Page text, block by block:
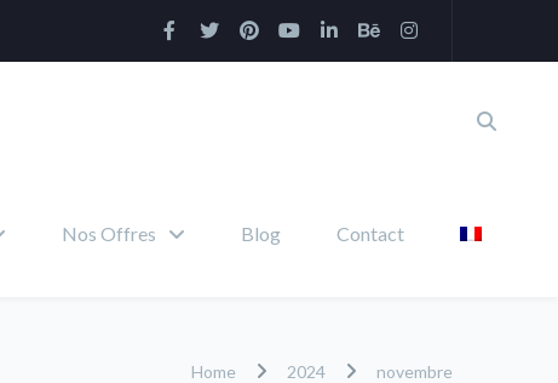
Nos Offres Blog Contact
Home 2024 novembre